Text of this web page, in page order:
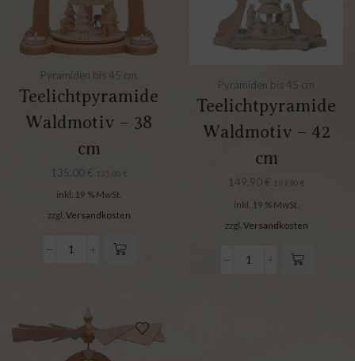
Pyramiden bis 45 cm
Teelichtpyramide
Waldmotiv – 38
cm
135,00 € 135,00 €
inkl. 19 % MwSt.
zzgl. Versandkosten
Pyramiden bis 45 cm
Teelichtpyramide
Waldmotiv – 42
cm
149,90 € 149,90 €
inkl. 19 % MwSt.
zzgl. Versandkosten